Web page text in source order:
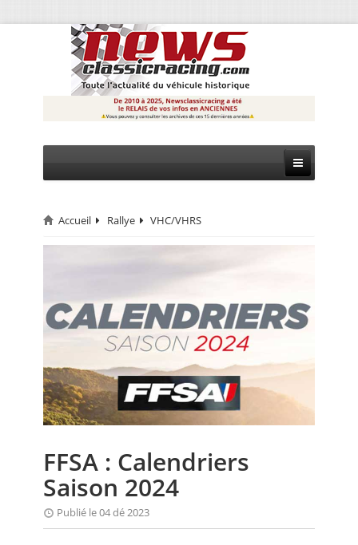
CIRCUIT
EVÈNEMENTS
FOCUS
ANNUAIRES
PETITES ANNONCES
Accueil Rallye VHC/VHRS
FFSA : Calendriers
Saison 2024
Publié le 04 dé 2023